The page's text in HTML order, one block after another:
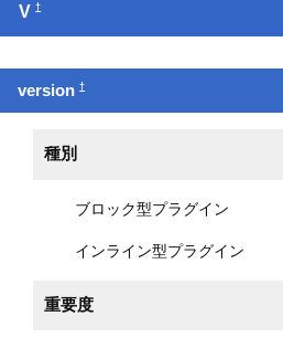
V†
version†
種別
ブロック型プラグイン
インライン型プラグイン
重要度